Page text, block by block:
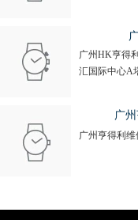
广州HK亨得
汇国际中心A
广
广州亨得利维